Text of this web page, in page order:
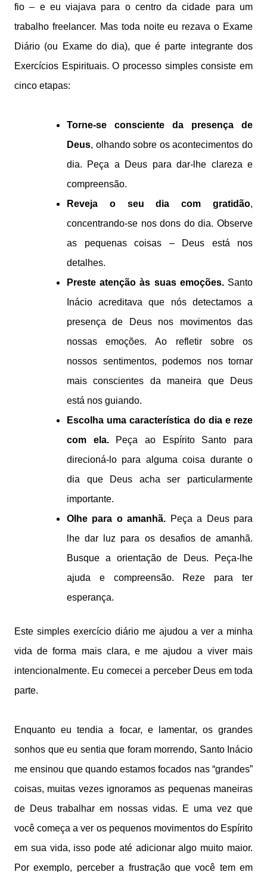
fio – e eu viajava para o centro da cidade para um
trabalho freelancer. Mas toda noite eu rezava o Exame
Diário (ou Exame do dia), que é parte integrante dos
Exercícios Espirituais. O processo simples consiste em
cinco etapas:
Torne-se consciente da presença de
Deus, olhando sobre os acontecimentos do
dia. Peça a Deus para dar-lhe clareza e
compreensão.
Reveja o seu dia com gratidão,
concentrando-se nos dons do dia. Observe
as pequenas coisas – Deus está nos
detalhes.
Preste atenção às suas emoções. Santo
Inácio acreditava que nós detectamos a
presença de Deus nos movimentos das
nossas emoções. Ao refletir sobre os
nossos sentimentos, podemos nos tornar
mais conscientes da maneira que Deus
está nos guiando.
Escolha uma característica do dia e reze
com ela. Peça ao Espírito Santo para
direcioná-lo para alguma coisa durante o
dia que Deus acha ser particularmente
importante.
Olhe para o amanhã. Peça a Deus para
lhe dar luz para os desafios de amanhã.
Busque a orientação de Deus. Peça-lhe
ajuda e compreensão. Reze para ter
esperança.
Este simples exercício diário me ajudou a ver a minha
vida de forma mais clara, e me ajudou a viver mais
intencionalmente. Eu comecei a perceber Deus em toda
parte.
Enquanto eu tendia a focar, e lamentar, os grandes
sonhos que eu sentia que foram morrendo, Santo Inácio
me ensinou que quando estamos focados nas “grandes”
coisas, muitas vezes ignoramos as pequenas maneiras
de Deus trabalhar em nossas vidas. E uma vez que
você começa a ver os pequenos movimentos do Espírito
em sua vida, isso pode até adicionar algo muito maior.
Por exemplo, perceber a frustração que você tem em